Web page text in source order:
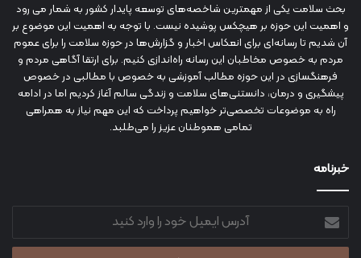
بحث سلامت یکی از مهمترین شاخصه‌های توسعه پایدار کشور به شمار می رود
و اهمیت این حوزه بر هیچکس پوشیده نیست. با توجه به اهمیت این موضوع بر
آن شدیم تا رسانه‌ای برای انعکاس اخبار و گزارش‌ها در حوزه سلامت را برای عموم
مردم به خصوص مخاطبان این رسانه راه‌اندازی کنیم. برای ارتقا آگاهی مردم و
فرهنگسازی در این حوزه مطالب آموزشی به خصوص با مطالبی در خصوص
پیشگیری و درمان، دانستنی‌های سلامت و زندگی سالم آغاز کردیم اما در ادامه
راه به موضوعات تخصصی‌تر خواهیم پرداخت که این مهم نیاز به همراهی
تمامی هموطنان عزیز را می‌طلبد.
خبرنامه
آدرس
ایمیل
خود